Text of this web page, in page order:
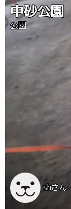
中砂公園
公園
shさん